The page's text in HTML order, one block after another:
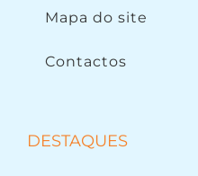
Mapa do site
Contactos
DESTAQUES